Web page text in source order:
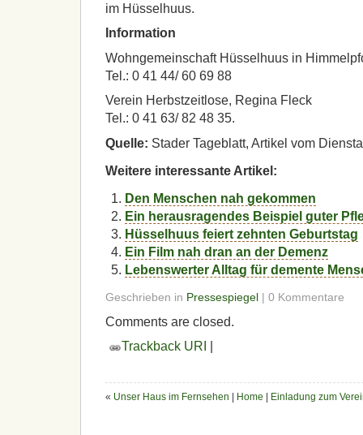
im Hüsselhuus.
Information
Wohngemeinschaft Hüsselhuus in
Tel.: 0 41 44/ 60 69 88
Verein Herbstzeitlose, Regina Fleck
Tel.: 0 41 63/ 82 48 35.
Quelle: Stader Tageblatt, Artikel vom
Weitere interessante Artikel:
Den Menschen nah gekommen
Ein herausragendes Beispiel guter
Hüsselhuus feiert zehnten Geburtstag
Ein Film nah dran an der Demenz
Lebenswerter Alltag für demente
Geschrieben in Pressespiegel | 0 Kommentare
Comments are closed.
Trackback URI
« Unser Haus im Fernsehen Home Einladung zum